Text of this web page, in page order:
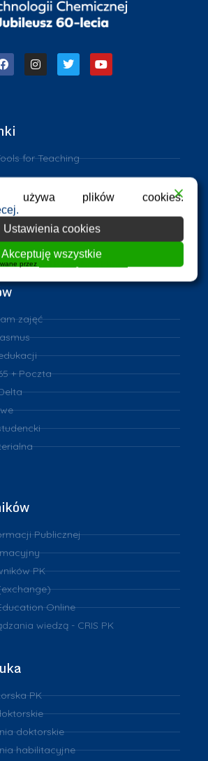
for Teaching
PK
zajęć
+ Poczta
Publicznej
PK
Online
wiedzą - CRIS PK
PK
doktorskie
habilitacyjne
używa plików cookies.
Ustawienia cookies
Akceptuję wszystkie
przez